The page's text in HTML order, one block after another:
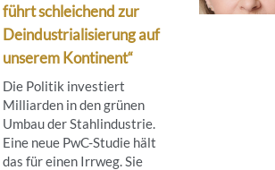
führt schleichend zur
Deindustrialisierung auf
unserem Kontinent“
Die Politik investiert
Milliarden in den grünen
Umbau der Stahlindustrie.
Eine neue PwC-Studie hält
das für einen Irrweg. Sie